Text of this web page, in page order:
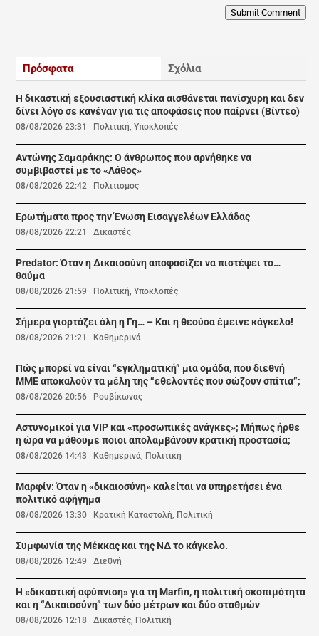
Submit Comment
Πρόσφατα Σχόλια
Η δικαστική εξουσιαστική κλίκα αισθάνεται πανίσχυρη και δεν
δίνει λόγο σε κανέναν για τις αποφάσεις που παίρνει (Βίντεο)
08/08/2026 23:31 | Πολιτική,Υποκλοπές
Αντώνης Σαμαράκης: Ο άνθρωπος που αρνήθηκε να
συμβιβαστεί με το «Λάθος»
08/08/2026 22:42 | Πολιτισμός
Ερωτήματα προς την Ένωση Εισαγγελέων Ελλάδας
08/08/2026 22:21 |Δικαστές
Predator: Όταν η Δικαιοσύνη αποφασίζει να πιστέψει το…
θαύμα
08/08/2026 21:59 | Πολιτική,Υποκλοπές
Σήμερα γιορτάζει όλη η Γη… – Και η θεούσα έμεινε κάγκελο!
08/08/2026 21:21 | Καθημερινά
Πώς μπορεί να είναι “εγκληματική” μια ομάδα, που διεθνή
ΜΜΕ αποκαλούν τα μέλη της “εθελοντές που σώζουν σπίτια”;
08/08/2026 20:56 | Ρουβίκωνας
Αστυνομικοί για VIP και «προσωπικές ανάγκες»; Μήπως ήρθε
η ώρα να μάθουμε ποιοι απολαμβάνουν κρατική προστασία;
08/08/2026 14:43 | Καθημερινά, Πολιτική
Μαρφίν: Όταν η «δικαιοσύνη» καλείται να υπηρετήσει ένα
πολιτικό αφήγημα
08/08/2026 13:30 | Κρατική Καταστολή, Πολιτική
Συμφωνία της Μέκκας και της ΝΔ το κάγκελο.
08/08/2026 12:49 |Διεθνή
Η «δικαστική αφύπνιση» για τη Marfin, η πολιτική σκοπιμότητα
και η “Δικαιοσύνη” των δύο μέτρων και δύο σταθμών
08/08/2026 12:18 |Δικαστές, Πολιτική